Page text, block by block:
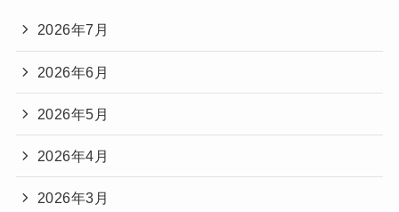
2026年7月
2026年6月
2026年5月
2026年4月
2026年3月